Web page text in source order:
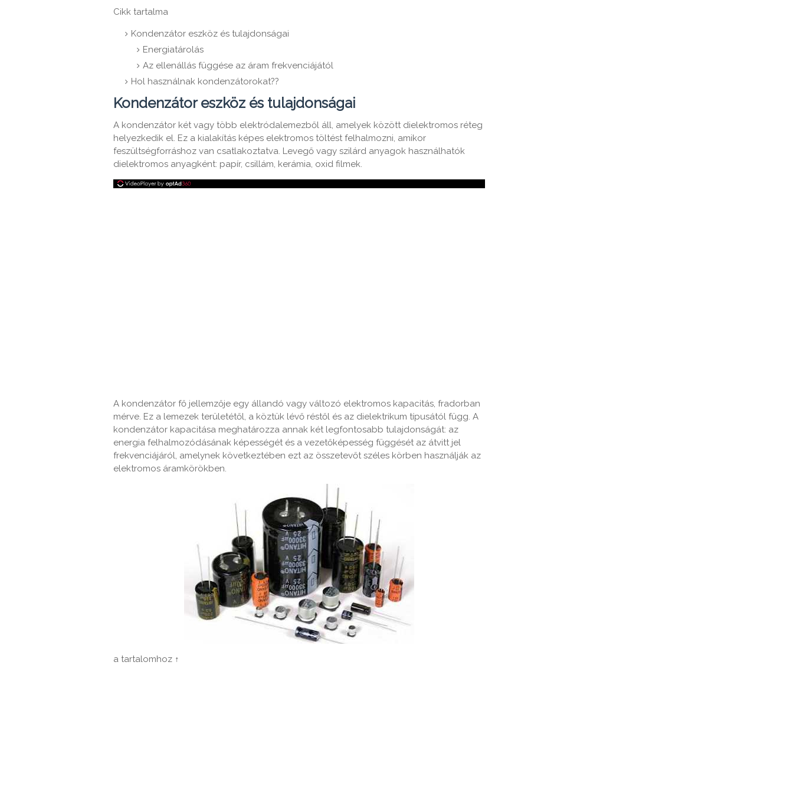
Cikk tartalma
Kondenzátor eszköz és tulajdonságai
Energiatárolás
Az ellenállás függése az áram frekvenciájától
Hol használnak kondenzátorokat??
Kondenzátor eszköz és tulajdonságai
A kondenzátor két vagy több elektródalemezből áll, amelyek között dielektromos réteg
helyezkedik el. Ez a kialakítás képes elektromos töltést felhalmozni, amikor
feszültségforráshoz van csatlakoztatva. Levegő vagy szilárd anyagok használhatók
dielektromos anyagként: papír, csillám, kerámia, oxid filmek.
A kondenzátor fő jellemzője egy állandó vagy változó elektromos kapacitás, fradorban
mérve. Ez a lemezek területétől, a köztük lévő réstől és az dielektrikum típusától függ. A
kondenzátor kapacitása meghatározza annak két legfontosabb tulajdonságát: az
energia felhalmozódásának képességét és a vezetőképesség függését az átvitt jel
frekvenciájáról, amelynek következtében ezt az összetevőt széles körben használják az
elektromos áramkörökben.
a tartalomhoz ↑